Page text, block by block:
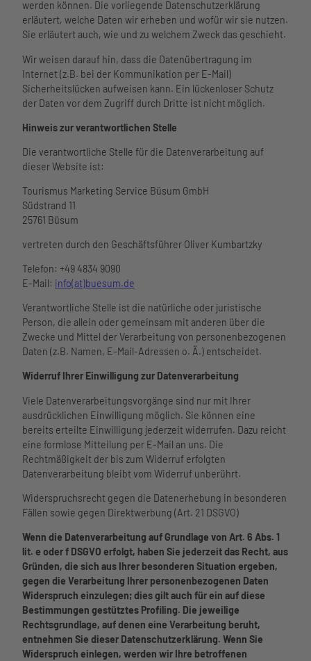
werden können. Die vorliegende Datenschutzerklärung
erläutert, welche Daten wir erheben und wofür wir sie nutzen.
Sie erläutert auch, wie und zu welchem Zweck das geschieht.
Wir weisen darauf hin, dass die Datenübertragung im
Internet (z.B. bei der Kommunikation per E-Mail)
Sicherheitslücken aufweisen kann. Ein lückenloser Schutz
der Daten vor dem Zugriff durch Dritte ist nicht möglich.
Hinweis zur verantwortlichen Stelle
Die verantwortliche Stelle für die Datenverarbeitung auf
dieser Website ist:
Tourismus Marketing Service Büsum GmbH
Südstrand 11
25761 Büsum
vertreten durch den Geschäftsführer Oliver Kumbartzky
Telefon: +49 4834 9090
E-Mail: info(at)buesum.de
Verantwortliche Stelle ist die natürliche oder juristische
Person, die allein oder gemeinsam mit anderen über die
Zwecke und Mittel der Verarbeitung von personenbezogenen
Daten (z.B. Namen, E-Mail-Adressen o. Ä.) entscheidet.
Widerruf Ihrer Einwilligung zur Datenverarbeitung
Viele Datenverarbeitungsvorgänge sind nur mit Ihrer
ausdrücklichen Einwilligung möglich. Sie können eine
bereits erteilte Einwilligung jederzeit widerrufen. Dazu reicht
eine formlose Mitteilung per E-Mail an uns. Die
Rechtmäßigkeit der bis zum Widerruf erfolgten
Datenverarbeitung bleibt vom Widerruf unberührt.
Widerspruchsrecht gegen die Datenerhebung in besonderen
Fällen sowie gegen Direktwerbung (Art. 21 DSGVO)
Wenn die Datenverarbeitung auf Grundlage von Art. 6 Abs. 1
lit. e oder f DSGVO erfolgt, haben Sie jederzeit das Recht, aus
Gründen, die sich aus Ihrer besonderen Situation ergeben,
gegen die Verarbeitung Ihrer personenbezogenen Daten
Widerspruch einzulegen; dies gilt auch für ein auf diese
Bestimmungen gestütztes Profiling. Die jeweilige
Rechtsgrundlage, auf denen eine Verarbeitung beruht,
entnehmen Sie dieser Datenschutzerklärung. Wenn Sie
Widerspruch einlegen, werden wir Ihre betroffenen